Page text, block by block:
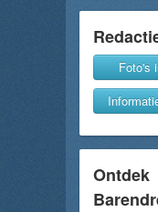
Foto's
Ontdek